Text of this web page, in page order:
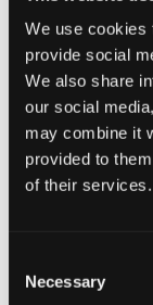
We use cookies
provide social
We also share
our social
may combine it
provided to
of their services.
Selection
Necessary
Petit
Garantie de
Livraisons rapides